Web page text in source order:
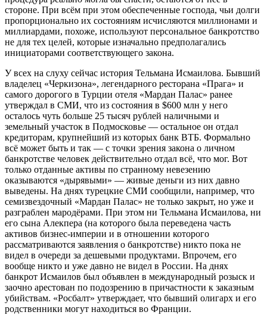
стороне. При всём при этом обеспеченные господа, чьи долги
пропорционально их состояниям исчисляются миллионами и
миллиардами, похоже, используют персональное банкротство
не для тех целей, которые изначально предполагались
инициаторами соответствующего закона.
У всех на слуху сейчас история Тельмана Исмаилова. Бывший
владелец «Черкизона», легендарного ресторана «Прага» и
самого дорогого в Турции отеля «Мардан Палас» ранее
утверждал в СМИ, что из состояния в $600 млн у него
осталось чуть больше 25 тысяч рублей наличными и
земельный участок в Подмосковье — остальное он отдал
кредиторам, крупнейший из которых банк ВТБ. Формально
всё может быть и так — с точки зрения закона о личном
банкротстве человек действительно отдал всё, что мог. Вот
только отданные активы по странному невезению
оказываются «дырявыми» — живые деньги из них давно
выведены. На днях турецкие СМИ сообщили, например, что
семизвездочный «Мардан Палас» не только закрыт, но уже и
разграблен мародёрами. При этом ни Тельмана Исмаилова, ни
его сына Алекпера (на которого была переведена часть
активов бизнес-империи и в отношении которого
рассматриваются заявления о банкротстве) никто пока не
видел в очереди за дешевыми продуктами. Впрочем, его
вообще никто и уже давно не видел в России. На днях
банкрот Исмаилов был объявлен в международный розыск и
заочно арестован по подозрению в причастности к заказным
убийствам. «Росбалт» утверждает, что бывший олигарх и его
родственники могут находиться во Франции.